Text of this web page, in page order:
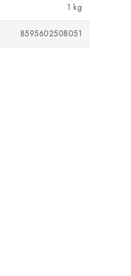
1 kg
8595602508051